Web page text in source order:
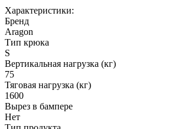
Характеристики:
Бренд
Aragon
Тип крюка
S
Вертикальная нагрузка (кг)
75
Тяговая нагрузка (кг)
1600
Вырез в бампере
Нет